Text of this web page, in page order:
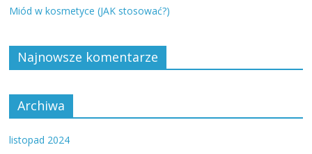
Miód w kosmetyce (JAK stosować?)
Najnowsze komentarze
Archiwa
listopad 2024